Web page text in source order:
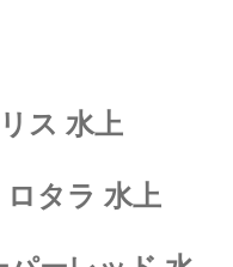
ス 水上
タラ 水上